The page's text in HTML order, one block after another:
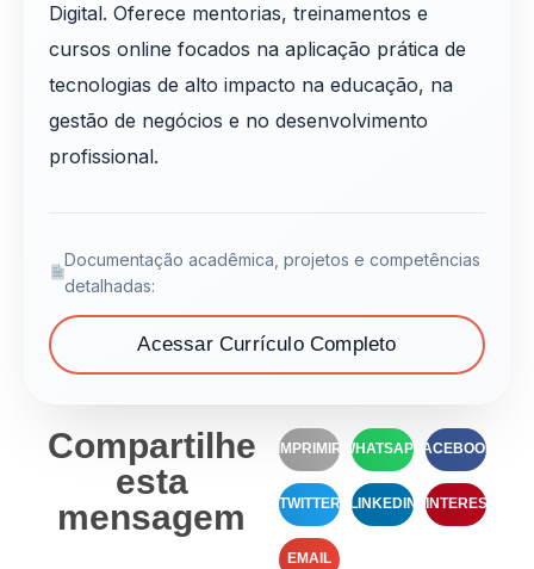
Digital. Oferece mentorias, treinamentos e
cursos online focados na aplicação prática de
tecnologias de alto impacto na educação, na
gestão de negócios e no desenvolvimento
profissional.
Documentação acadêmica, projetos e competências
detalhadas:
Acessar Currículo Completo
Compartilhe
esta
mensagem
IMPRIMIR WHATSAPP FACEBOOK
TWITTER LINKEDIN PINTEREST
EMAIL